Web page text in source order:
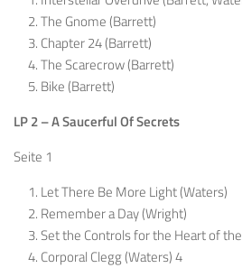
The Gnome (Barrett)
Chapter 24 (Barrett)
The Scarecrow (Barrett)
Bike (Barrett)
LP 2 – ASaucerful Of Secrets
Seite 1
Let There Be More Light (Waters)
Remember a Day (Wright)
Set the Controls for the Heart of
Corporal Clegg (Waters) 4